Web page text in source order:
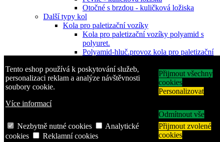
Tento eshop používá k poskytování služeb,
personalizaci reklam a analýze návštěvnosti
soubory cookie.
Více informací
Přijmout všechny
cookies
Personalizovat
Odmítnout vše
Nezbytně nutné cookies
Analytické
cookies
Reklamní cookies
Přijmout zvolené
cookies
Otočné s brzdou - kuličková ložiska
Další typy kol
Kola pro paletizační vozíky
Kola pro paletizační vozíky polyamid s
polyuret.
Polyamid-hluč.provoz kola pro paletizační
Kola pro paletizační vozíky polyuretanová
Pogumovaná hliníková kola pro
Kovová kola-těžké provozy pro paletizační
Pryžová kola s plastovým diskem
Pryžová kola plastový disk-šedá obruč-
kluzné
Pryžová kola plastový disk kuličková